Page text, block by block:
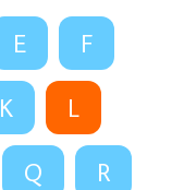
E F
K L
Q R